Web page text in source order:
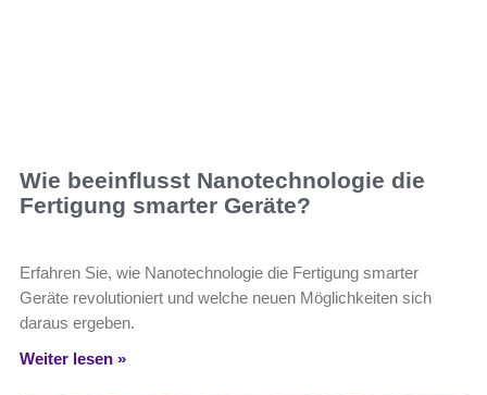
Wie beeinflusst Nanotechnologie die
Fertigung smarter Geräte?
Erfahren Sie, wie Nanotechnologie die Fertigung smarter
Geräte revolutioniert und welche neuen Möglichkeiten sich
daraus ergeben.
Weiter lesen »